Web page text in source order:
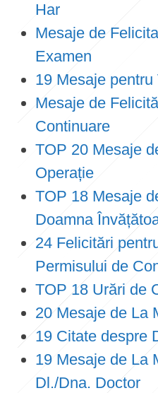
Har
Mesaje de
Examen
19 Mesaje
Mesaje de
Continuare
TOP 20 Mesaje
Operație
TOP 18 Mesaje
Doamna
24 Felicitări
Permisului de
TOP 18 Urări de
20 Mesaje de La
19 Citate despre
19 Mesaje de La
Dl./Dna. Doctor